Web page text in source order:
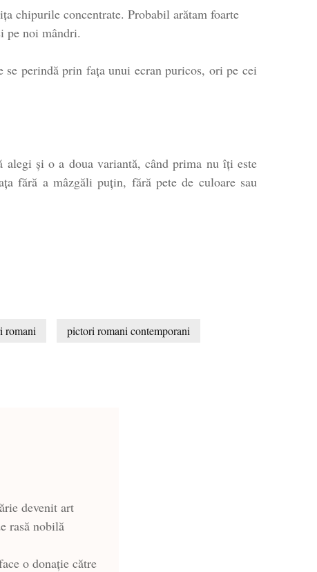
chipurile concentrate. Probabil arătam foarte
pe noi mândri.
perindă prin faţa unui ecran puricos, ori pe cei
şi o a doua variantă, când prima nu îţi este
fără a mâzgăli puțin, fără pete de culoare sau
romani pictori romani contemporani
devenit art
rasă nobilă
o donație către